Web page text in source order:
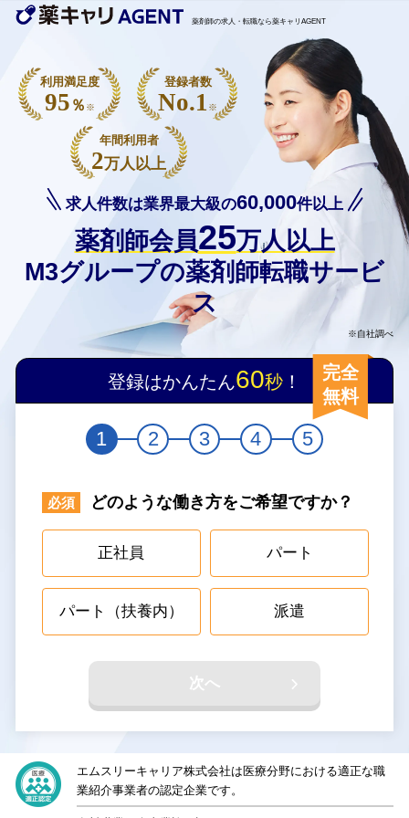
薬剤師の求人・転職なら薬キャリAGENT
求人件数は業界最大級の60,000件以上
薬剤師会員25万人以上
M3グループの薬剤師転職サービ
ス
※自社調べ
利用満足度
95 ％ ※
登録者数
No.1※
年間利用者
2万人以上
登録はかんたん60秒 ！
完全
無料
1 2 3 4 5
どのような働き方をご希望ですか？
正社員 パート
パート（扶養内） 派遣
次へ
エムスリーキャリア株式会社は医療分野における適正な職
業紹介事業者の認定企業です。